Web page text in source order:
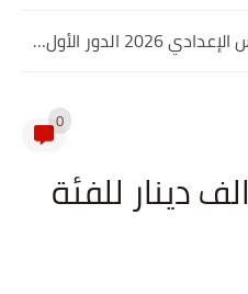
نتائج السادس الإعدادي 2026 الدور الأول PDF النجف الاشرف| موقع...
0
إطلاق عيدية 50 الف دينار للفئة